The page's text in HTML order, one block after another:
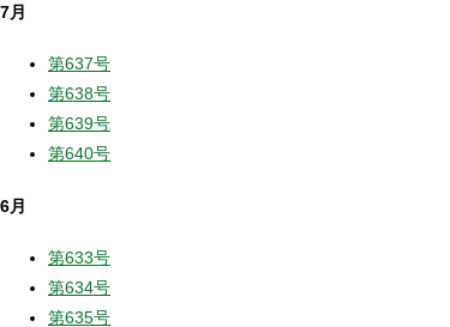
7月
第637号
第638号
第639号
第640号
6月
第633号
第634号
第635号